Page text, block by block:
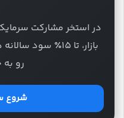
در استخر مشارکت
بازار، تا ۱۵٪
رو به
شروع